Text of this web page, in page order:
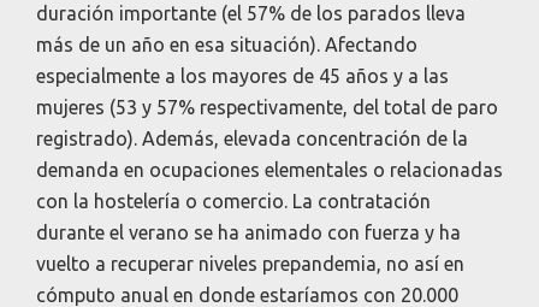
duración importante (el 57% de los parados lleva
más de un año en esa situación). Afectando
especialmente a los mayores de 45 años y a las
mujeres (53 y 57% respectivamente, del total de paro
registrado). Además, elevada concentración de la
demanda en ocupaciones elementales o relacionadas
con la hostelería o comercio. La contratación
durante el verano se ha animado con fuerza y ha
vuelto a recuperar niveles prepandemia, no así en
cómputo anual en donde estaríamos con 20.000